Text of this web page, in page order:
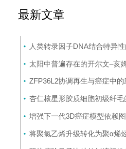
最新文章
增强下一代3D癌症模型依赖
将聚氯乙烯升级转化为聚α烯